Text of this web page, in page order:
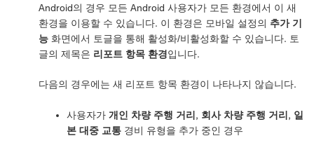
Android의 경우 모든 Android 사용자가 모든 환경에서 이 새
환경을 이용할 수 있습니다. 이 환경은 모바일 설정의 추가 기
능 화면에서 토글을 통해 활성화/비활성화할 수 있습니다. 토
글의 제목은 리포트 항목 환경입니다.
다음의 경우에는 새 리포트 항목 환경이 나타나지 않습니다.
사용자가 개인 차량 주행 거리 , 회사 차량 주행 거리 , 일
본 대중 교통 경비 유형을 추가 중인 경우